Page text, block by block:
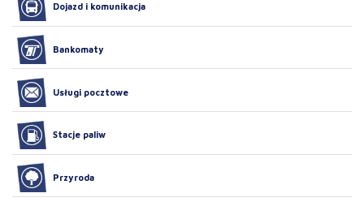
Dojazd i komunikacja
Bankomaty
Usługi pocztowe
Stacje paliw
Przyroda